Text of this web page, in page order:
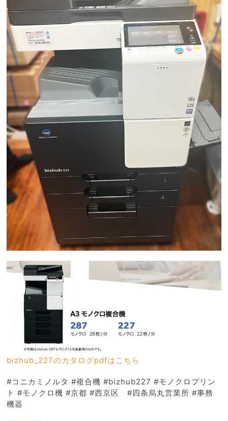
bizhub_227のカタログpdfはこちら
#コニカミノルタ #複合機 #bizhub227 #モノクロプリン
ト #モノクロ機 #京都 #西京区 #四条烏丸営業所 #事務
機器